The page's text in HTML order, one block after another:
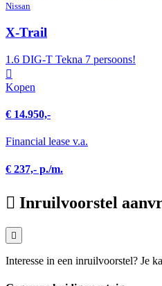
Nissan
X-Trail
1.6 DIG-T Tekna 7 persoons!
Kopen
€ 14.950,-
Financial lease v.a.
€ 237,- p./m.
Inruilvoorstel
Interesse in een inruilvoorstel? Je